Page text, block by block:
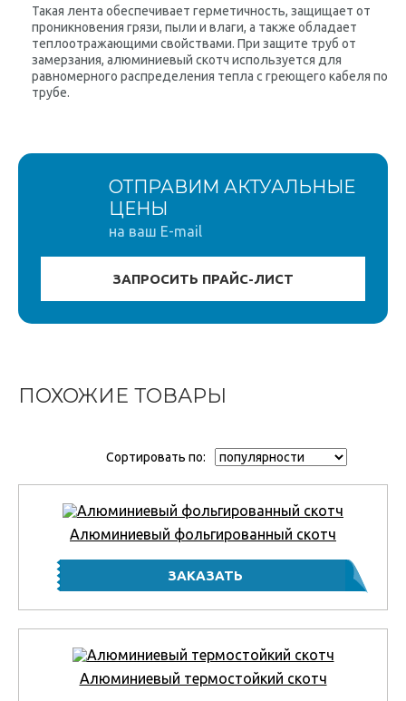
Такая лента обеспечивает герметичность, защищает от
проникновения грязи, пыли и влаги, а также обладает
теплоотражающими свойствами. При защите труб от
замерзания, алюминиевый скотч используется для
равномерного распределения тепла с греющего кабеля по
трубе.
ОТПРАВИМ АКТУАЛЬНЫЕ
ЦЕНЫ
на ваш E-mail
ПОХОЖИЕ ТОВАРЫ
Сортировать по:
Алюминиевый фольгированный скотч
Алюминиевый термостойкий скотч